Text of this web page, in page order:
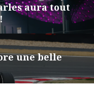
aura tout
une belle